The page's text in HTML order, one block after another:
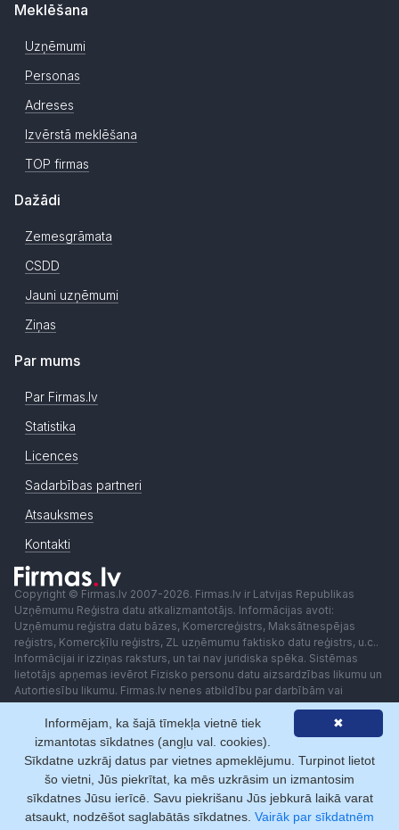
Meklēšana
Uzņēmumi
Personas
Adreses
Izvērstā meklēšana
TOP firmas
Dažādi
Zemesgrāmata
CSDD
Jauni uzņēmumi
Ziņas
Par mums
Par Firmas.lv
Statistika
Licences
Sadarbības partneri
Atsauksmes
Kontakti
Copyright © Firmas.lv 2007-2026. Firmas.lv ir Latvijas Republikas
Uzņēmumu Reģistra datu atkalizmantotājs. Informācijas avoti:
Uzņēmumu reģistra datu bāzes, Komercreģistrs, Maksātnespējas
reģistrs, Komercķīlu reģistrs, ZL uzņēmumu faktisko datu reģistrs, u.c..
Informācijai ir izziņas raksturs, un tai nav juridiska spēka. Sistēmas
lietotājs apņemas ievērot Fizisko personu datu aizsardzības likumu un
Autortiesību likumu. Firmas.lv nenes atbildību par darbībām vai
lēmumiem, kas balstīti uz saņemto pakalpojumu. Lietotājam aizliegts
izmantot jebkādas automatizētas sistēmas vai iekārtas (robotus)
piekļuvei sistēmai bez rakstiskas saskaņošanas ar Firmas.lv. Galvenā
redaktore: Ingūna Pempere.
Lietošanas noteikumi
Privātuma politika Norēķini ar
✖
Informējam, ka šajā tīmekļa vietnē tiek
izmantotas sīkdatnes (angļu val. cookies).
Sīkdatne uzkrāj datus par vietnes apmeklējumu. Turpinot lietot
šo vietni, Jūs piekrītat, ka mēs uzkrāsim un izmantosim
sīkdatnes Jūsu ierīcē. Savu piekrišanu Jūs jebkurā laikā varat
atsaukt, nodzēšot saglabātās sīkdatnes. Vairāk par sīkdatnēm